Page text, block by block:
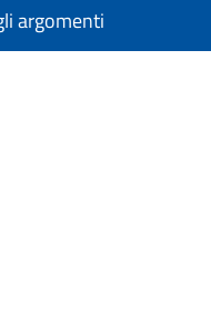
argomenti